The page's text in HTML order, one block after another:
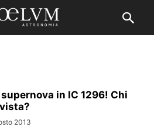
supernova in IC 1296! Chi
vista?
2013